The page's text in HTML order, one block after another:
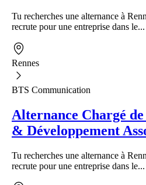
Tu recherches une alternance à
recrute pour une entreprise dans le...
Rennes
BTS Communication
Alternance Chargé
& Développement
Tu recherches une alternance à
recrute pour une entreprise dans le...